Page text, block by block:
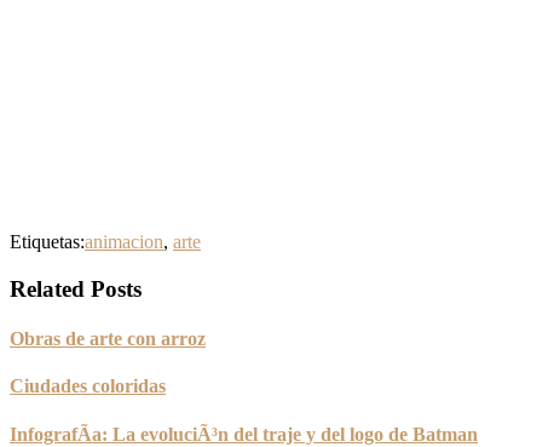
Etiquetas:animacion, arte
Related Posts
Obras de arte con arroz
Ciudades coloridas
InfografÃ­a: La evoluciÃ³n del traje y del logo de Batman